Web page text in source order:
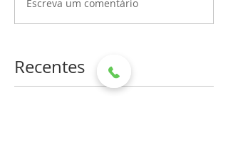
Escreva um comentário
Recentes